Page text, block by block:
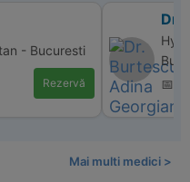
- Bucuresti
Rezervă
Dr.
📅
Mai multi medici >